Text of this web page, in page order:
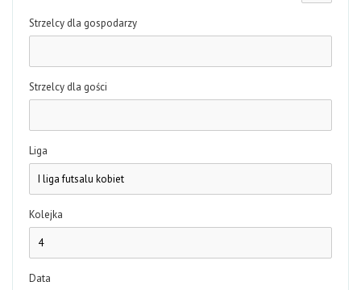
Strzelcy dla gospodarzy
Strzelcy dla gości
Liga
Kolejka
Data